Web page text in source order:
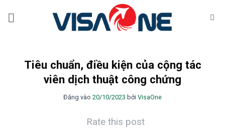
Tiêu chuẩn, điều kiện của cộng tác
viên dịch thuật công chứng
Đăng vào 20/10/2023 bởi VisaOne
Rate this post